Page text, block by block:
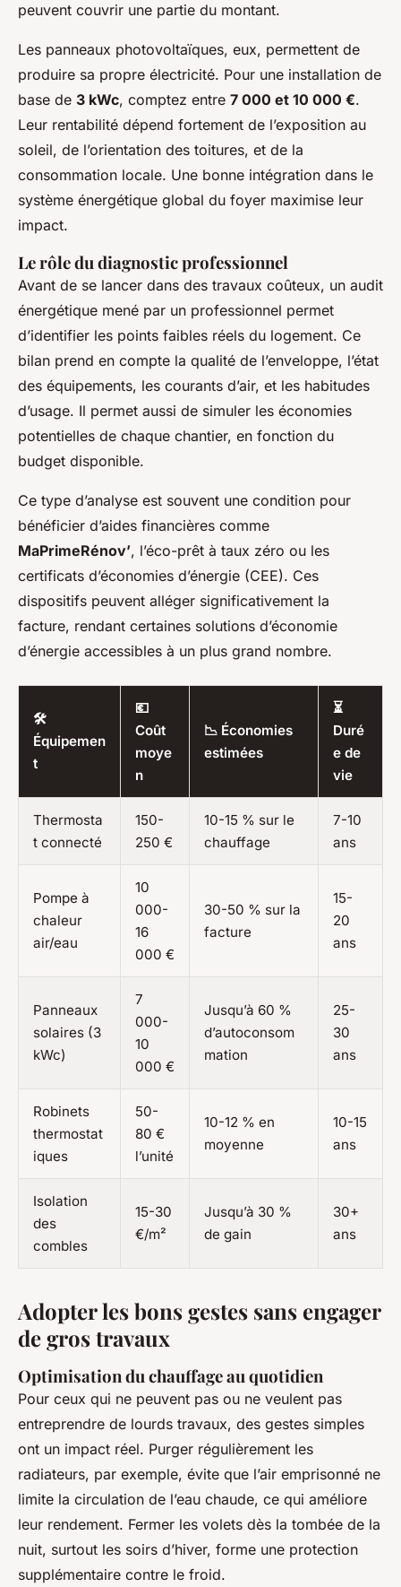
peuvent couvrir une partie du montant.
Les panneaux photovoltaïques, eux, permettent de
produire sa propre électricité. Pour une installation de
base de 3 kWc, comptez entre 7 000 et 10 000 €.
Leur rentabilité dépend fortement de l’exposition au
soleil, de l’orientation des toitures, et de la
consommation locale. Une bonne intégration dans le
système énergétique global du foyer maximise leur
impact.
Le rôle du diagnostic professionnel
Avant de se lancer dans des travaux coûteux, un audit
énergétique mené par un professionnel permet
d’identifier les points faibles réels du logement. Ce
bilan prend en compte la qualité de l’enveloppe, l’état
des équipements, les courants d’air, et les habitudes
d’usage. Il permet aussi de simuler les économies
potentielles de chaque chantier, en fonction du
budget disponible.
Ce type d’analyse est souvent une condition pour
bénéficier d’aides financières comme
MaPrimeRénov’, l’éco-prêt à taux zéro ou les
certificats d’économies d’énergie (CEE). Ces
dispositifs peuvent alléger significativement la
facture, rendant certaines solutions d’économie
d’énergie accessibles à un plus grand nombre.
🛠️
Équipemen
t
💶
Coût
moye
n
📉 Économies
estimées
⏳
Duré
e de
vie
Thermosta
t connecté
150-
250 €
10-15 % sur le
chauffage
7-10
ans
Pompe à
chaleur
air/eau
10
000-
16
000 €
30-50 % sur la
facture
15-
20
ans
Panneaux
solaires (3
kWc)
7
000-
10
000 €
Jusqu’à 60 %
d’autoconsom
mation
25-
30
ans
Robinets
thermostat
iques
50-
80 €
l’unité
10-12 % en
moyenne
10-15
ans
Isolation
des
combles
15-30
€/m²
Jusqu’à 30 %
de gain
30+
ans
Adopter les bons gestes sans engager
de gros travaux
Optimisation du chauffage au quotidien
Pour ceux qui ne peuvent pas ou ne veulent pas
entreprendre de lourds travaux, des gestes simples
ont un impact réel. Purger régulièrement les
radiateurs, par exemple, évite que l’air emprisonné ne
limite la circulation de l’eau chaude, ce qui améliore
leur rendement. Fermer les volets dès la tombée de la
nuit, surtout les soirs d’hiver, forme une protection
supplémentaire contre le froid.